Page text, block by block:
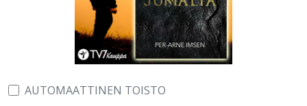
AUTOMAATTINEN TOISTO